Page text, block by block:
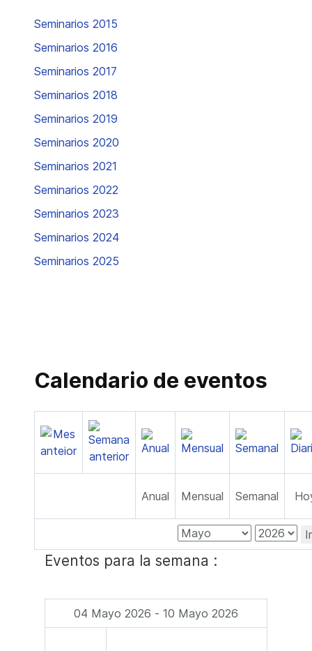
Seminarios 2015
Seminarios 2016
Seminarios 2017
Seminarios 2018
Seminarios 2019
Seminarios 2020
Seminarios 2021
Seminarios 2022
Seminarios 2023
Seminarios 2024
Seminarios 2025
Calendario de eventos
Anual Mensual Semanal
Eventos para la semana :
04 Mayo 2026 - 10 Mayo 2026